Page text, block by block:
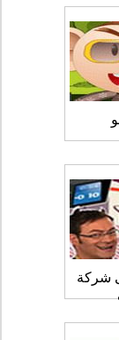
شركة